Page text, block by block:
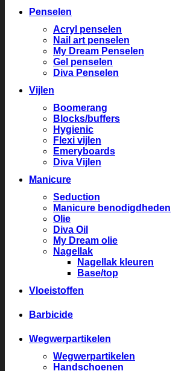
Penselen
Acryl penselen
Nail art penselen
My Dream Penselen
Gel penselen
Diva Penselen
Vijlen
Boomerang
Blocks/buffers
Hygienic
Flexi vijlen
Emeryboards
Diva Vijlen
Manicure
Seduction
Manicure benodigdheden
Olie
Diva Oil
My Dream olie
Nagellak
Nagellak kleuren
Base/top
Vloeistoffen
Barbicide
Wegwerpartikelen
Wegwerpartikelen
Handschoenen